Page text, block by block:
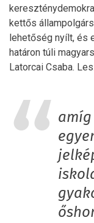
kettős
lehetőség nyílt, és
határon túli
Latorcai Csaba.